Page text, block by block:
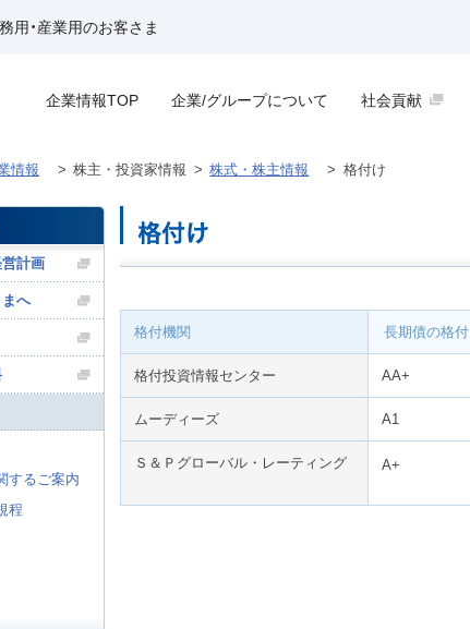
用・産業用のお客さま
企業情報TOP 企業/グループについて 社会貢献
情報 > 株主・投資家情報 > 株式・株主情報 > 格付け
格付機関 長期債の格付
格付投資情報センター AA+
ムーディーズ A1
Ｓ＆Ｐグローバル・レーティング A+
計画
へ
するご案内
程